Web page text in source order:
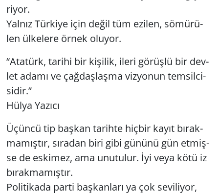
ri­yor.
Yal­nız Tür­ki­ye için değil tüm ezi­len, sö­mü­rü­
len ül­ke­le­re örnek olu­yor.
“Ata­türk, ta­ri­hi bir ki­şi­lik, ileri gö­rüş­lü bir dev­
let adamı ve çağ­daş­laş­ma viz­yo­nun tem­sil­ci­
si­dir.”
Hülya Ya­zı­cı
Üçün­cü tip baş­kan ta­rih­te hiç­bir kayıt bı­rak­
ma­mış­tır, sı­ra­dan biri gibi gü­nü­nü gün et­miş­
se de es­ki­mez, ama unu­tu­lur. İyi veya kötü iz
bı­rak­ma­mış­tır.
Po­li­ti­ka­da parti baş­kan­la­rı ya çok se­vi­li­yor,
Yerel